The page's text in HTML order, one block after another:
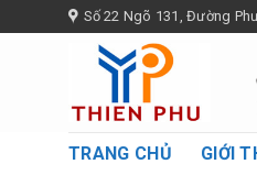
to
Số 22 Ngõ 131, Đường
TRANG CHỦ GIỚI